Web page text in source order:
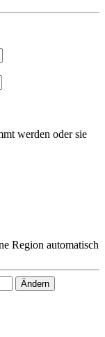
werden oder sie
Region automatisch
Ändern